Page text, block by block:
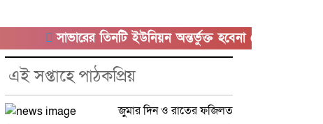
সাভারের তিনটি ইউনিয়ন অন্তর্ভুক্ত হবেনা কেরানীগঞ্জের সাথে
এই সপ্তাহে পাঠকপ্রিয়
জুমার দিন ও রাতের ফজিলত